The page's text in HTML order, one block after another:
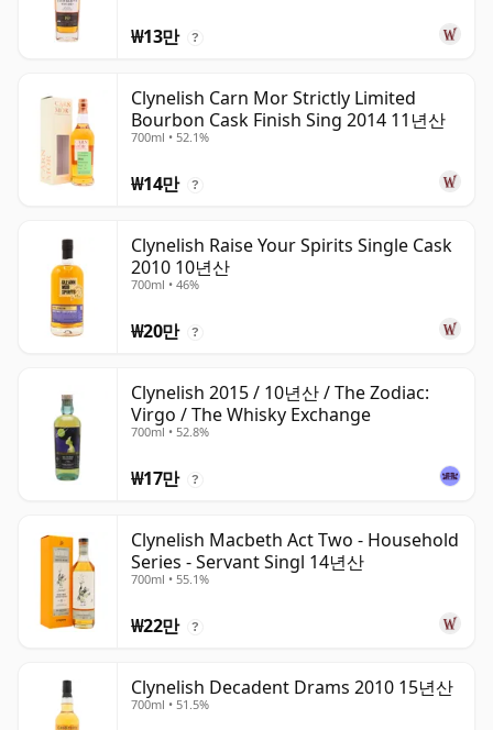
₩13만 ?
Clynelish Carn Mor Strictly Limited
Bourbon Cask Finish Sing 2014 11년산
700ml • 52.1%
₩14만 ?
Clynelish Raise Your Spirits Single Cask
2010 10년산
700ml • 46%
₩20만 ?
Clynelish 2015 / 10년산 / The Zodiac:
Virgo / The Whisky Exchange
700ml • 52.8%
₩17만 ?
Clynelish Macbeth Act Two - Household
Series - Servant Singl 14년산
700ml • 55.1%
₩22만 ?
Clynelish Decadent Drams 2010 15년산
700ml • 51.5%